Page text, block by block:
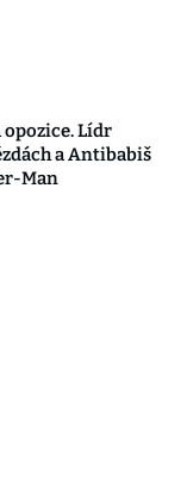
opozice. Lídr
a Antibabiš
Man